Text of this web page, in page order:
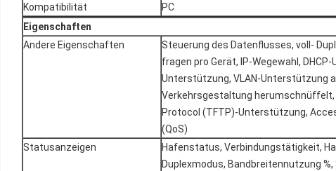
Kompatibilität
PC
Eigenschaften
Andere Eigenschaften
Steuerung des Datenflusses, voll-
fragen pro Gerät, IP-Wegewahl,
Unterstützung, VLAN-Unterstützung
Verkehrsgestaltung
Protocol (TFTP)-Unterstützung,
(QoS)
Statusanzeigen
Hafenstatus, Verbindungstätigkeit,
Duplexmodus, Bandbreitennutzung